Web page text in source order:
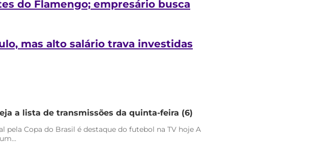
do Flamengo; empresário busca
mas alto salário trava investidas
a lista de transmissões da quinta-feira (6)
pela Copa do Brasil é destaque do futebol na TV hoje A